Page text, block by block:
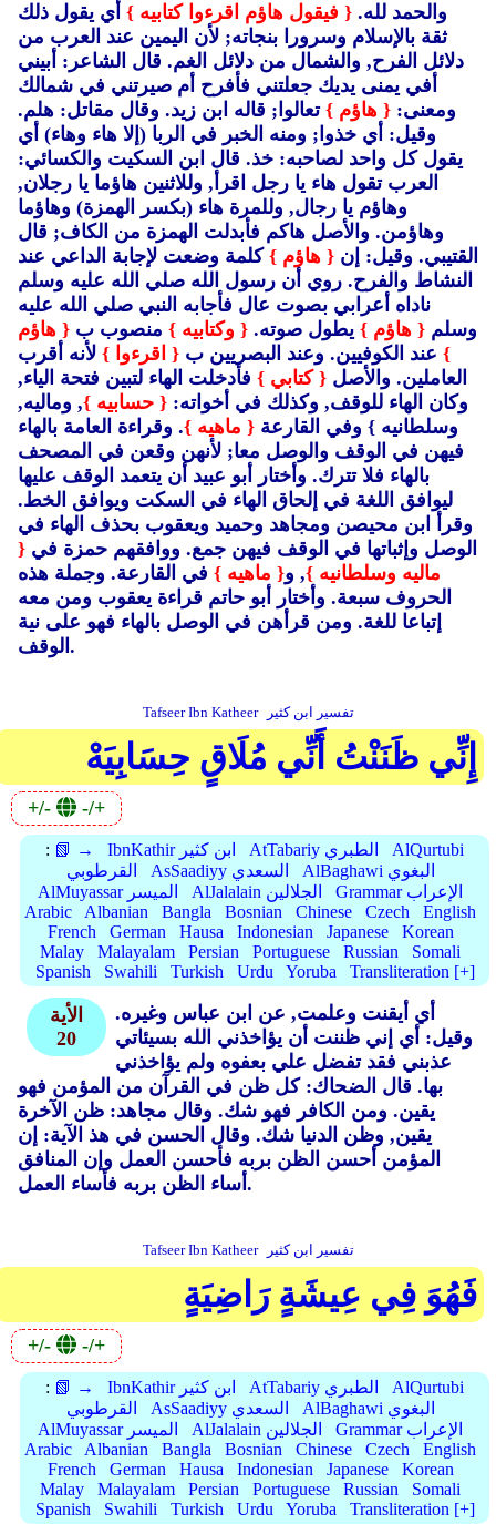
والحمد لله. { فيقول هاؤم اقرءوا كتابيه } أي يقول ذلك
ثقة بالإسلام وسرورا بنجاته; لأن اليمين عند العرب من
دلائل الفرح, والشمال من دلائل الغم. قال الشاعر: أبيني
أفي يمنى يديك جعلتني فأفرح أم صيرتني في شمالك
ومعنى: { هاؤم } تعالوا; قاله ابن زيد. وقال مقاتل: هلم.
وقيل: أي خذوا; ومنه الخبر في الربا (إلا هاء وهاء) أي
يقول كل واحد لصاحبه: خذ. قال ابن السكيت والكسائي:
العرب تقول هاء يا رجل اقرأ, وللاثنين هاؤما يا رجلان,
وهاؤم يا رجال, وللمرة هاء (بكسر الهمزة) وهاؤما
وهاؤمن. والأصل هاكم فأبدلت الهمزة من الكاف; قال
القتيبي. وقيل: إن { هاؤم } كلمة وضعت لإجابة الداعي عند
النشاط والفرح. روي أن رسول الله صلي الله عليه وسلم
ناداه أعرابي بصوت عال فأجابه النبي صلي الله عليه
وسلم { هاؤم } يطول صوته. { وكتابيه } منصوب ب { هاؤم
} عند الكوفيين. وعند البصريين ب { اقرءوا } لأنه أقرب
العاملين. والأصل { كتابي } فأدخلت الهاء لتبين فتحة الياء,
وكان الهاء للوقف, وكذلك في أخواته: { حسابيه }, وماليه,
وسلطانيه } وفي القارعة { ماهيه }. وقراءة العامة بالهاء
فيهن في الوقف والوصل معا; لأنهن وقعن في المصحف
بالهاء فلا تترك. وأختار أبو عبيد أن يتعمد الوقف عليها
ليوافق اللغة في إلحاق الهاء في السكت ويوافق الخط.
وقرأ ابن محيصن ومجاهد وحميد ويعقوب بحذف الهاء في
الوصل وإثباتها في الوقف فيهن جمع. ووافقهم حمزة في {
ماليه وسلطانيه }, و{ ماهيه } في القارعة. وجملة هذه
الحروف سبعة. وأختار أبو حاتم قراءة يعقوب ومن معه
إتباعا للغة. ومن قرأهن في الوصل بالهاء فهو على نية
الوقف.
Tafseer Ibn Katheer تفسير ابن كثير
إِنِّي ظَنَنْتُ أَنِّي مُلَاقٍ حِسَابِيَهْ
+/- -/+
: 📗 → IbnKathir ابن كثير AtTabariy الطبري
AlQurtubi
القرطوبي
AsSaadiyy السعدي
AlBaghawi البغوي
AlMuyassar الميسر
AlJalalain الجلالين
Grammar الإعراب
Arabic
Albanian Bangla Bosnian Chinese Czech
English
French
German Hausa Indonesian Japanese
Korean
Malay
Malayalam Persian Portuguese Russian
Somali
Spanish
Swahili Turkish Urdu Yoruba Transliteration [+]
الأية
20
أي أيقنت وعلمت, عن ابن عباس وغيره.
وقيل: أي إني ظننت أن يؤاخذني الله بسيئاتي
عذبني فقد تفضل علي بعفوه ولم يؤاخذني
بها. قال الضحاك: كل ظن في القرآن من المؤمن فهو
يقين. ومن الكافر فهو شك. وقال مجاهد: ظن الآخرة
يقين, وظن الدنيا شك. وقال الحسن في هذ الآية: إن
المؤمن أحسن الظن بربه فأحسن العمل وإن المنافق
أساء الظن بربه فأساء العمل.
Tafseer Ibn Katheer تفسير ابن كثير
فَهُوَ فِي عِيشَةٍ رَاضِيَةٍ
+/- -/+
: 📗 → IbnKathir ابن كثير AtTabariy الطبري
AlQurtubi
القرطوبي
AsSaadiyy السعدي
AlBaghawi البغوي
AlMuyassar الميسر
AlJalalain الجلالين
Grammar الإعراب
Arabic
Albanian Bangla Bosnian Chinese Czech
English
French
German Hausa Indonesian Japanese
Korean
Malay
Malayalam Persian Portuguese Russian
Somali
Spanish
Swahili Turkish Urdu Yoruba Transliteration [+]